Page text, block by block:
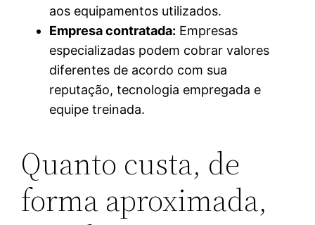
aos equipamentos utilizados.
Empresa contratada: Empresas
especializadas podem cobrar valores
diferentes de acordo com sua
reputação, tecnologia empregada e
equipe treinada.
Quanto custa, de
forma aproximada,